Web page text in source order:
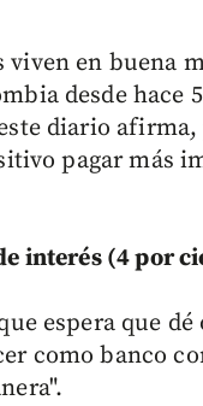
en buena
desde hace
diario
pagar más
interés (4 por
espera que
como banco